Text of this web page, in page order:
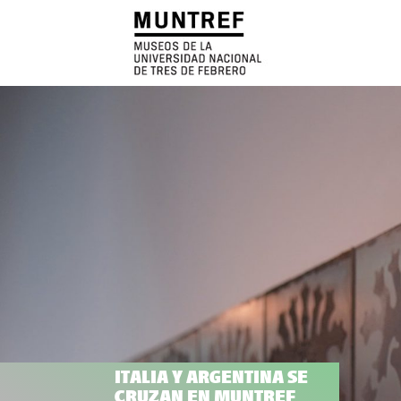
ITALIA Y ARGENTINA SE
CRUZAN EN MUNTREF